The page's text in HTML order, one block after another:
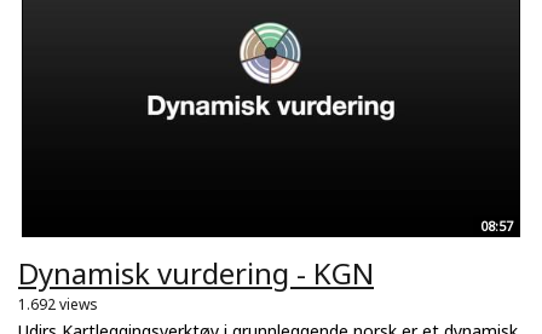
08:57
Dynamisk vurdering - KGN
1.692 views